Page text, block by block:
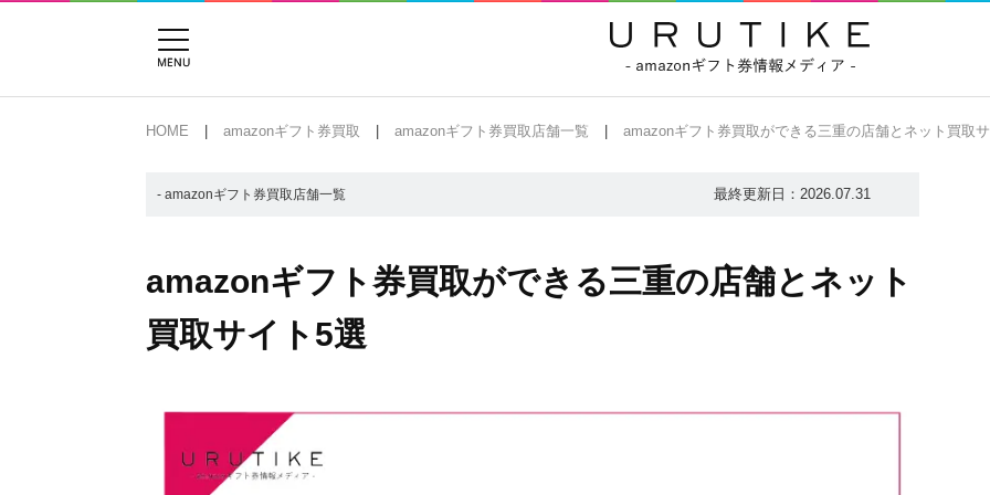
HOME amazonギフト券買取 amazonギフト券買取店舗一覧 amazonギフト券買取ができる三重の店舗とネット買取
- amazonギフト券買取店舗一覧 最終更新日： 2026.07.31
amazonギフト券買取ができる三重の店舗とネット
買取サイト5選